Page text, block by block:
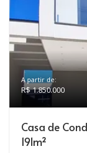
A partir de:
R$ 1.850.000
Casa de
191m²